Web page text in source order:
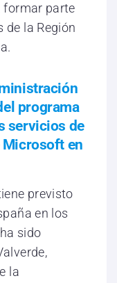
formar parte
de la Región
programa
servicios de
Microsoft en
previsto
en los
sido
la